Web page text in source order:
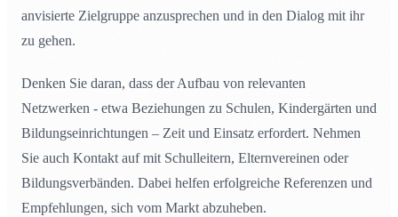
anvisierte Zielgruppe anzusprechen und in den Dialog mit ihr
zu gehen.
Denken Sie daran, dass der Aufbau von relevanten
Netzwerken - etwa Beziehungen zu Schulen, Kindergärten und
Bildungseinrichtungen – Zeit und Einsatz erfordert. Nehmen
Sie auch Kontakt auf mit Schulleitern, Elternvereinen oder
Bildungsverbänden. Dabei helfen erfolgreiche Referenzen und
Empfehlungen, sich vom Markt abzuheben.